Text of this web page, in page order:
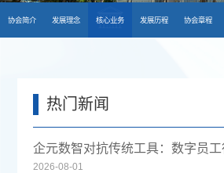
协会简介 发展理念 核心业务 发展历程 协会章程
热门新闻
2026-08-01